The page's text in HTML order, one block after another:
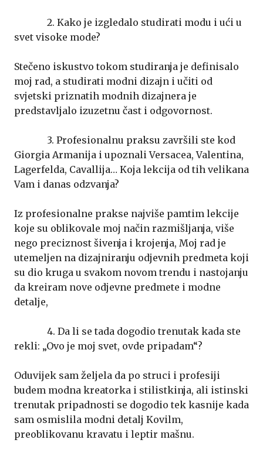
2. Kako je izgledalo studirati modu i ući u
svet visoke mode?
Stečeno iskustvo tokom studiranja je definisalo
moj rad, a studirati modni dizajn i učiti od
svjetski priznatih modnih dizajnera je
predstavljalo izuzetnu čast i odgovornost.
3. Profesionalnu praksu završili ste kod
Giorgia Armanija i upoznali Versacea, Valentina,
Lagerfelda, Cavallija… Koja lekcija od tih velikana
Vam i danas odzvanja?
Iz profesionalne prakse najviše pamtim lekcije
koje su oblikovale moj način razmišljanja, više
nego preciznost šivenja i krojenja, Moj rad je
utemeljen na dizajniranju odjevnih predmeta koji
su dio kruga u svakom novom trendu i nastojanju
da kreiram nove odjevne predmete i modne
detalje,
4. Da li se tada dogodio trenutak kada ste
rekli: „Ovo je moj svet, ovde pripadam“?
Oduvijek sam željela da po struci i profesiji
budem modna kreatorka i stilistkinja, ali istinski
trenutak pripadnosti se dogodio tek kasnije kada
sam osmislila modni detalj Kovilm,
preoblikovanu kravatu i leptir mašnu.